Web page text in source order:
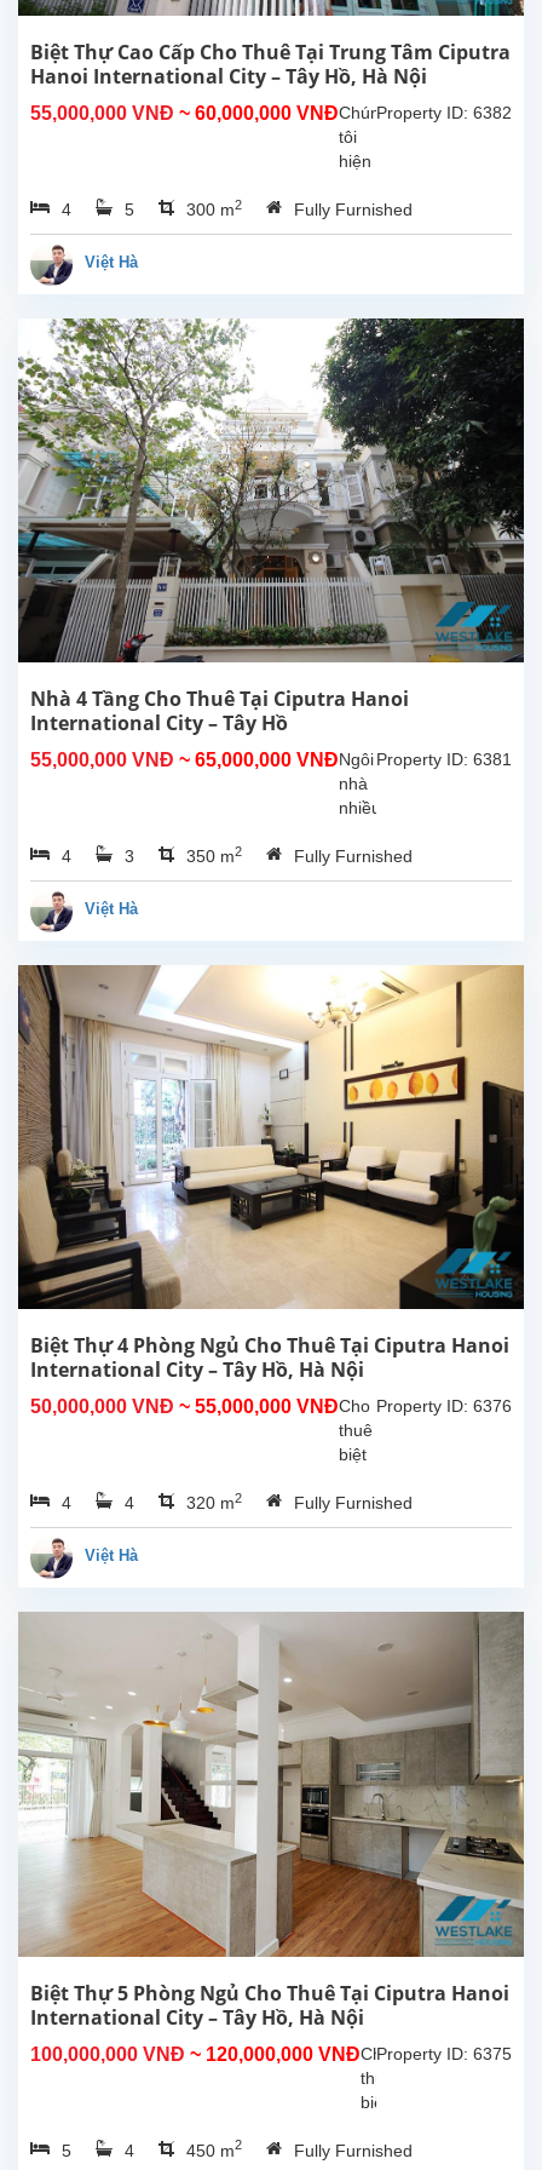
Căn
nhà
Biệt Thự Cao Cấp Cho Thuê Tại Trung Tâm Ciputra
Hanoi International City – Tây Hồ, Hà Nội
55,000,000 VNĐ ~ 60,000,000 VNĐ Property ID: 6382
Chúng
tôi
hiện
một
biệt
cho
thuê
tại
trung
tâm
khu
đô
thị
Ciputra
–
khu
dân
cư
cao
với
an
ninh
24/7,
4 5 300 m2 Fully Furnished
Việt Hà
Nhà 4 Tầng Cho Thuê Tại Ciputra Hanoi
International City – Tây Hồ
55,000,000 VNĐ ~ 65,000,000 VNĐ Property ID: 6381
Ngôi
nhà
nhiều
thất
và
mang
đến
không
sống
hiện
đại,
sạch
đẹp
và
Cấu
trúc...
4 3 350 m2 Fully Furnished
Việt Hà
Biệt Thự 4 Phòng Ngủ Cho Thuê Tại Ciputra Hanoi
International City – Tây Hồ, Hà Nội
50,000,000 VNĐ ~ 55,000,000 VNĐ Property ID: 6376
Cho
thuê
biệt
đẹp
với
dựng
350m²,
tọa
lạc
trong
đô
thị
Ciputra
–
khu
dân
cư
cao
cấp,
ninh
4 4 320 m2 Fully Furnished
Việt Hà
Biệt Thự 5 Phòng Ngủ Cho Thuê Tại Ciputra Hanoi
International City – Tây Hồ, Hà Nội
100,000,000 VNĐ ~ 120,000,000 VNĐ Property ID: 6375
Cho
thuê
biệt
đẹp
5 4 450 m2 Fully Furnished